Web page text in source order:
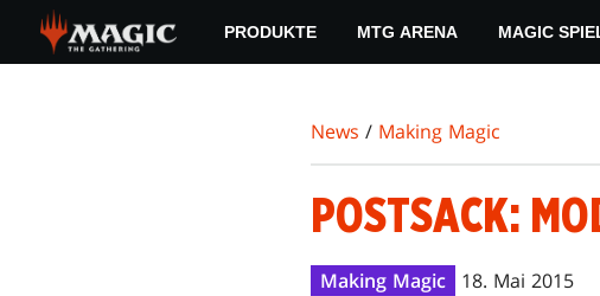
main
PRODUKTE MTG ARENA MAGIC
News / Making Magic
POSTSACK:
Making Magic 18. Mai 2015